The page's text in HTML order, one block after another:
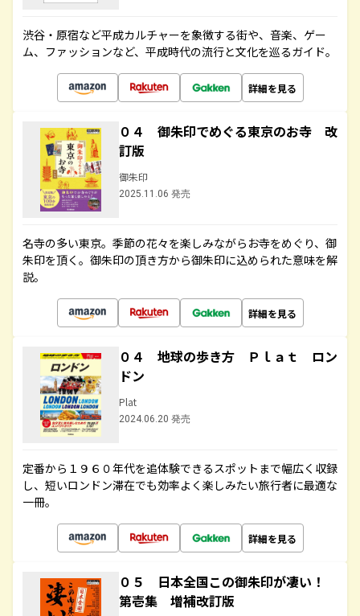
渋谷・原宿など平成カルチャーを象徴する街や、音楽、ゲー
ム、ファッションなど、平成時代の流行と文化を巡るガイド。
詳細を見る
０４ 御朱印でめぐる東京のお寺 改
訂版
御朱印
2025.11.06 発売
名寺の多い東京。季節の花々を楽しみながらお寺をめぐり、御
朱印を頂く。御朱印の頂き方から御朱印に込められた意味を解
説。
詳細を見る
０４ 地球の歩き方 Ｐｌａｔ ロン
ドン
Plat
2024.06.20 発売
定番から１９６０年代を追体験できるスポットまで幅広く収録
し、短いロンドン滞在でも効率よく楽しみたい旅行者に最適な
一冊。
詳細を見る
０５ 日本全国この御朱印が凄い！
第壱集 増補改訂版